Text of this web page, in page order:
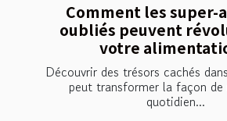
Comment les super-
oubliés peuvent
votre
Découvrir des trésors cachés
peut transformer la façon de
quotidien...